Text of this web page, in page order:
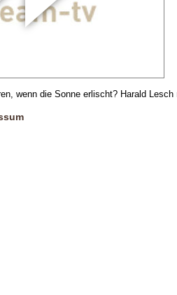
wenn die Sonne erlischt? Harald